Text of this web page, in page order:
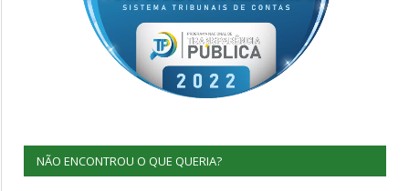
NÃO ENCONTROU O QUE QUERIA?